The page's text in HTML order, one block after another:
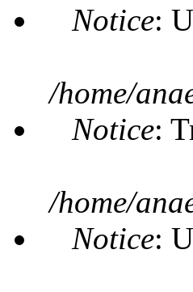
Notice:
/home/
Notice:
/home/
Notice: